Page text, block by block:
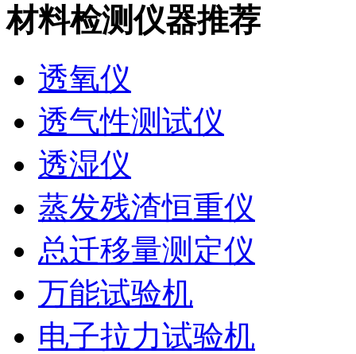
材料检测仪器推荐
透氧仪
透气性测试仪
透湿仪
蒸发残渣恒重仪
总迁移量测定仪
万能试验机
电子拉力试验机